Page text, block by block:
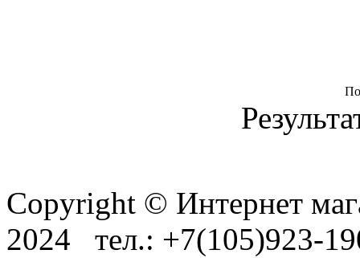
Copyright © Интернет
2024 тел.: +7(105)923-